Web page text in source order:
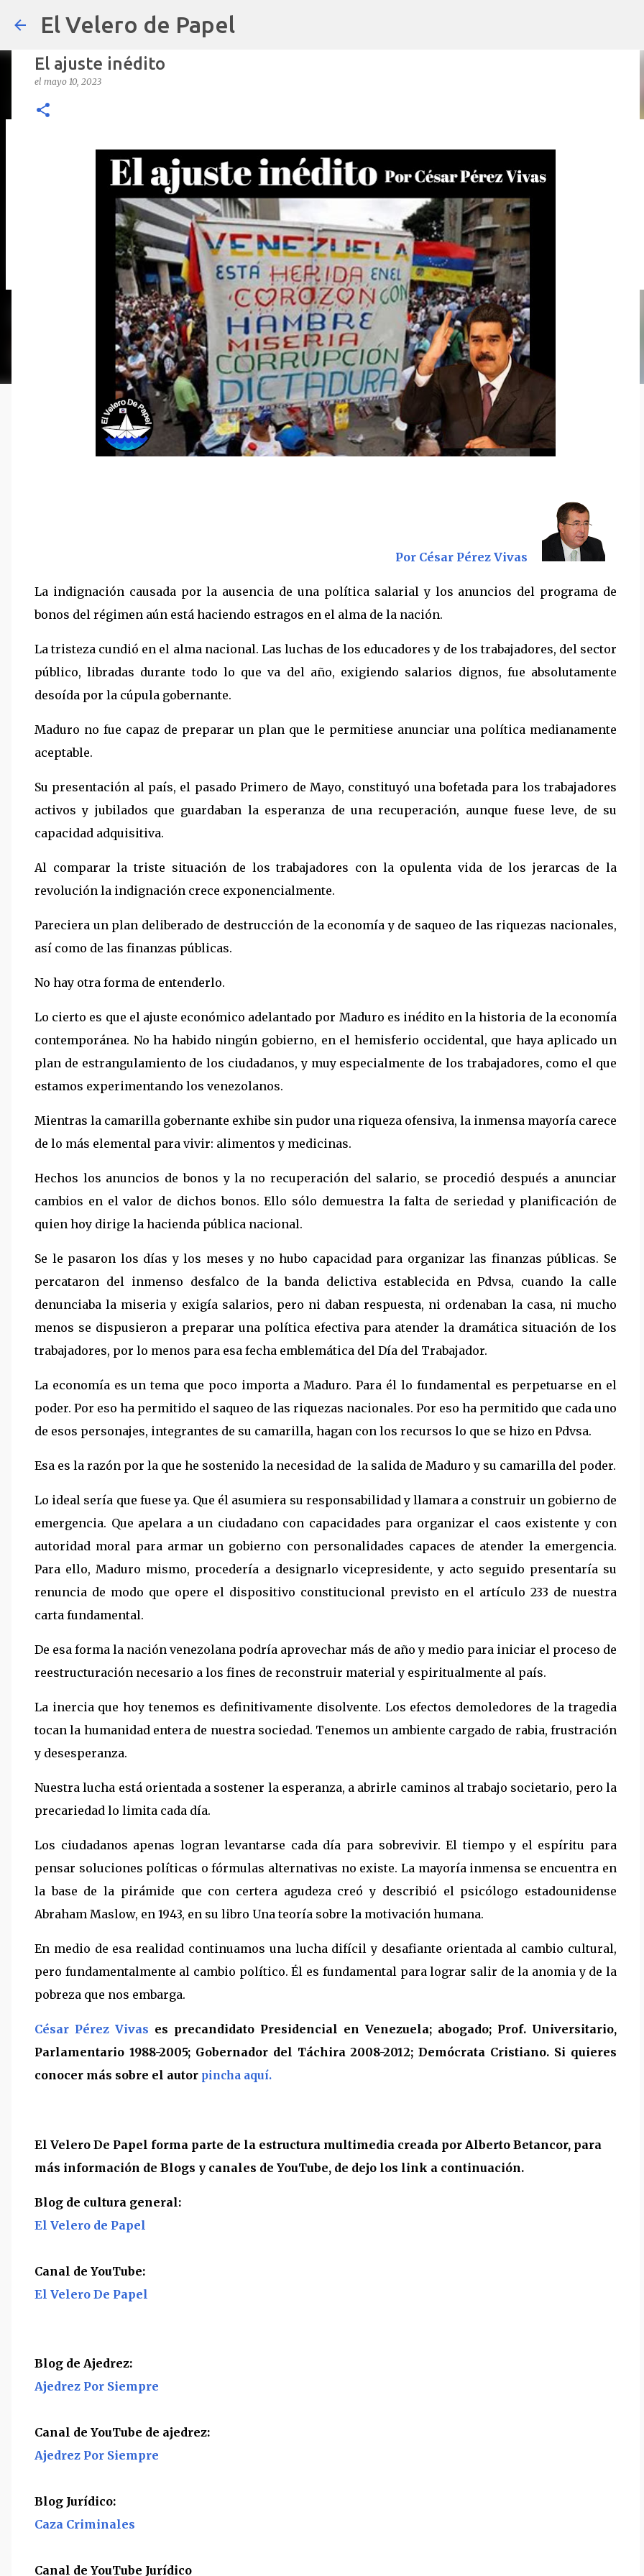
El Velero de Papel
POLÍTICAS PÚBLICAS y POBREZA POR ARTURO MOLINA
septiembre 22, 2024 ARTÍCULOS ARTURO-MOLINA OPINIÓN POLÍTICAS PÚBLICAS Y POBREZA
El ajuste inédito
el mayo 10, 2023
Por César Pérez Vivas
La indignación causada por la ausencia de una política salarial y los anuncios del programa de
bonos del régimen aún está haciendo estragos en el alma de la nación.
La tristeza cundió en el alma nacional. Las luchas de los educadores y de los trabajadores, del sector
público, libradas durante todo lo que va del año, exigiendo salarios dignos, fue absolutamente
desoída por la cúpula gobernante.
Maduro no fue capaz de preparar un plan que le permitiese anunciar una política medianamente
aceptable.
Su presentación al país, el pasado Primero de Mayo, constituyó una bofetada para los trabajadores
activos y jubilados que guardaban la esperanza de una recuperación, aunque fuese leve, de su
capacidad adquisitiva.
Al comparar la triste situación de los trabajadores con la opulenta vida de los jerarcas de la
revolución la indignación crece exponencialmente.
Pareciera un plan deliberado de destrucción de la economía y de saqueo de las riquezas nacionales,
así como de las finanzas públicas.
No hay otra forma de entenderlo.
Lo cierto es que el ajuste económico adelantado por Maduro es inédito en la historia de la economía
contemporánea. No ha habido ningún gobierno, en el hemisferio occidental, que haya aplicado un
plan de estrangulamiento de los ciudadanos, y muy especialmente de los trabajadores, como el que
estamos experimentando los venezolanos.
Mientras la camarilla gobernante exhibe sin pudor una riqueza ofensiva, la inmensa mayoría carece
de lo más elemental para vivir: alimentos y medicinas.
Hechos los anuncios de bonos y la no recuperación del salario, se procedió después a anunciar
cambios en el valor de dichos bonos. Ello sólo demuestra la falta de seriedad y planificación de
quien hoy dirige la hacienda pública nacional.
Se le pasaron los días y los meses y no hubo capacidad para organizar las finanzas públicas. Se
percataron del inmenso desfalco de la banda delictiva establecida en Pdvsa, cuando la calle
denunciaba la miseria y exigía salarios, pero ni daban respuesta, ni ordenaban la casa, ni mucho
menos se dispusieron a preparar una política efectiva para atender la dramática situación de los
trabajadores, por lo menos para esa fecha emblemática del Día del Trabajador.
La economía es un tema que poco importa a Maduro. Para él lo fundamental es perpetuarse en el
poder. Por eso ha permitido el saqueo de las riquezas nacionales. Por eso ha permitido que cada uno
de esos personajes, integrantes de su camarilla, hagan con los recursos lo que se hizo en Pdvsa.
Esa es la razón por la que he sostenido la necesidad de la salida de Maduro y su camarilla del poder.
Lo ideal sería que fuese ya. Que él asumiera su responsabilidad y llamara a construir un gobierno de
emergencia. Que apelara a un ciudadano con capacidades para organizar el caos existente y con
autoridad moral para armar un gobierno con personalidades capaces de atender la emergencia.
Para ello, Maduro mismo, procedería a designarlo vicepresidente, y acto seguido presentaría su
renuncia de modo que opere el dispositivo constitucional previsto en el artículo 233 de nuestra
carta fundamental.
De esa forma la nación venezolana podría aprovechar más de año y medio para iniciar el proceso de
reestructuración necesario a los fines de reconstruir material y espiritualmente al país.
La inercia que hoy tenemos es definitivamente disolvente. Los efectos demoledores de la tragedia
tocan la humanidad entera de nuestra sociedad. Tenemos un ambiente cargado de rabia, frustración
y desesperanza.
Nuestra lucha está orientada a sostener la esperanza, a abrirle caminos al trabajo societario, pero la
precariedad lo limita cada día.
Los ciudadanos apenas logran levantarse cada día para sobrevivir. El tiempo y el espíritu para
pensar soluciones políticas o fórmulas alternativas no existe. La mayoría inmensa se encuentra en
la base de la pirámide que con certera agudeza creó y describió el psicólogo estadounidense
Abraham Maslow, en 1943, en su libro Una teoría sobre la motivación humana.
En medio de esa realidad continuamos una lucha difícil y desafiante orientada al cambio cultural,
pero fundamentalmente al cambio político. Él es fundamental para lograr salir de la anomia y de la
pobreza que nos embarga.
César Pérez Vivas es precandidato Presidencial en Venezuela; abogado; Prof. Universitario,
Parlamentario 1988-2005; Gobernador del Táchira 2008-2012; Demócrata Cristiano. Si quieres
conocer más sobre el autor pincha aquí.
El Velero De Papel forma parte de la estructura multimedia creada por Alberto Betancor, para
más información de Blogs y canales de YouTube, de dejo los link a continuación.
Blog de cultura general:
El Velero de Papel
Canal de YouTube:
El Velero De Papel
Blog de Ajedrez:
Ajedrez Por Siempre
Canal de YouTube de ajedrez:
Ajedrez Por Siempre
Blog Jurídico:
Caza Criminales
Canal de YouTube Jurídico